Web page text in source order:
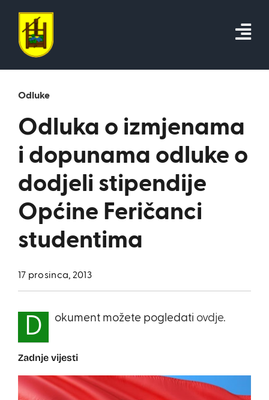
content
Odluke
Odluka o izmjenama
i dopunama odluke o
dodjeli stipendije
Općine Feričanci
studentima
17 prosinca, 2013
D okument možete pogledati ovdje.
Zadnje vijesti